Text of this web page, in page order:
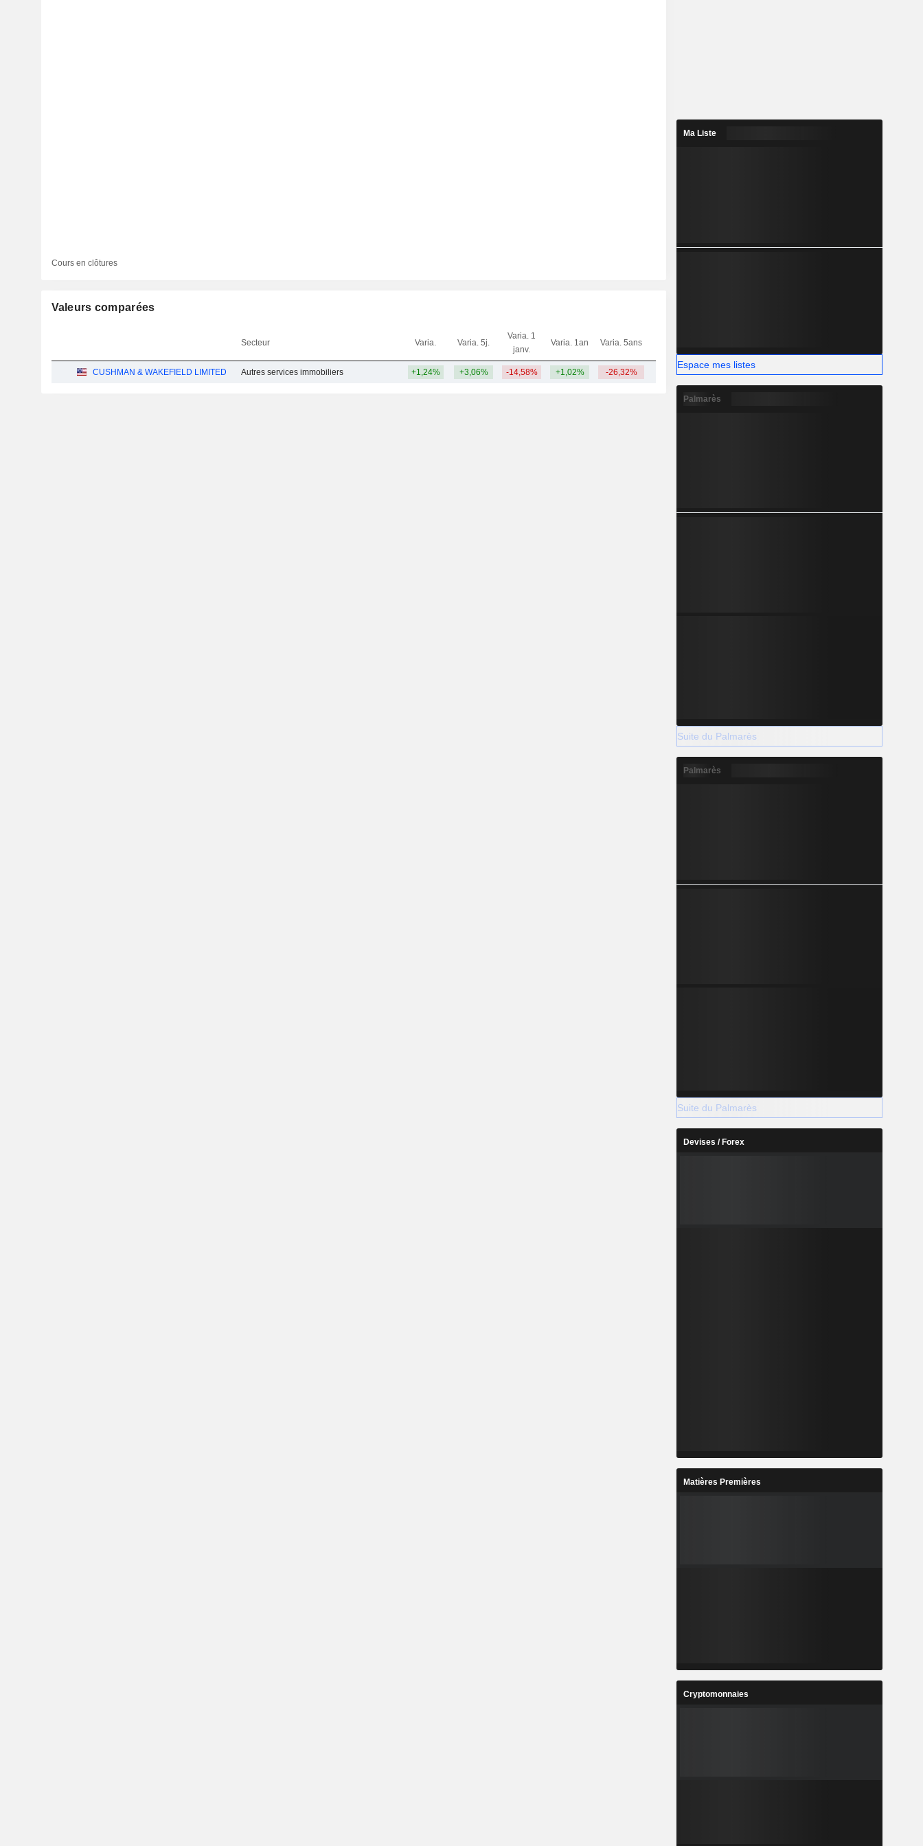
Cours en clôtures
Valeurs comparées
Secteur Varia. Varia. 5j.
Varia. 1
janv.
Varia. 1an Varia. 5ans
CUSHMAN & WAKEFIELD LIMITED Autres services immobiliers +1,24% +3,06% -14,58% +1,02% -26,32% 3,25 Md
Ma Liste
Espace mes listes
Palmarès
Suite du Palmarès
Palmarès
Suite du Palmarès
Devises / Forex
Matières Premières
Cryptomonnaies